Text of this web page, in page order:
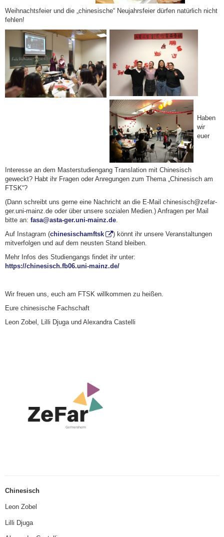
Weihnachtsfeier und die „chinesische“ Neujahrsfeier dürfen natürlich nicht
fehlen!
Haben
wir
euer
Interesse an dem Masterstudiengang Translation mit Chinesisch
geweckt? Habt ihr Fragen oder Anregungen zum Thema „Chinesisch am
FTSK“?
(Dann schreibt uns gerne eine Nachricht an die E-Mail chinesisch@zefar-
ger.uni-mainz.de oder über unsere sozialen Medien.) Anfragen per Mail
bitte an: fasa@asta-ger.uni-mainz.de.
Auf Instagram (chinesischamftsk
) könnt ihr unsere Veranstaltungen
mitverfolgen und auf dem neusten Stand bleiben.
Mehr Infos des Studiengangs findet ihr unter:
https://chinesisch.fb06.uni-mainz.de/
Wir freuen uns, euch am FTSK willkommen zu heißen.
Eure chinesische Fachschaft
Leon Zobel, Lilli Djuga und Alexandra Castelli
Chinesisch
Leon Zobel
Lilli Djuga